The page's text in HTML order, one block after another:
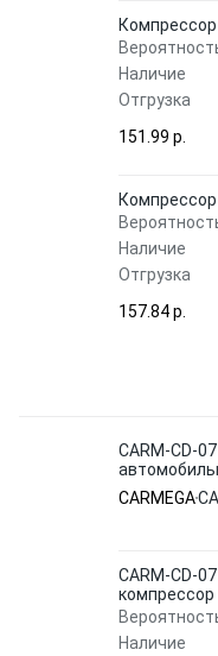
Наличие
Отгрузка
151.99 p.
Наличие
Отгрузка
157.84 p.
CARM-CD-
CD-07
CARMEGA
CARM-CD-
компрессор
Наличие